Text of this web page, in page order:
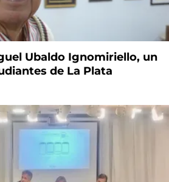
Ubaldo Ignomiriello, un
de La Plata